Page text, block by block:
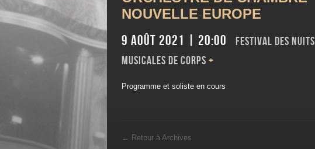
NOUVELLE EUROPE
9 août 2021 | 20:00
Festival des Nuits
Musicales de Corps +
Programme et soliste en cours
← Retour à Archives